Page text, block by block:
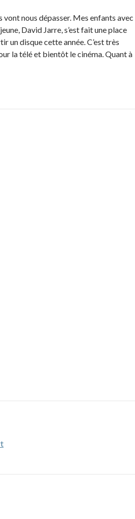
vont nous dépasser. Mes enfants avec
David Jarre, s’est fait une place
un disque cette année. C’est très
la télé et bientôt le cinéma. Quant à